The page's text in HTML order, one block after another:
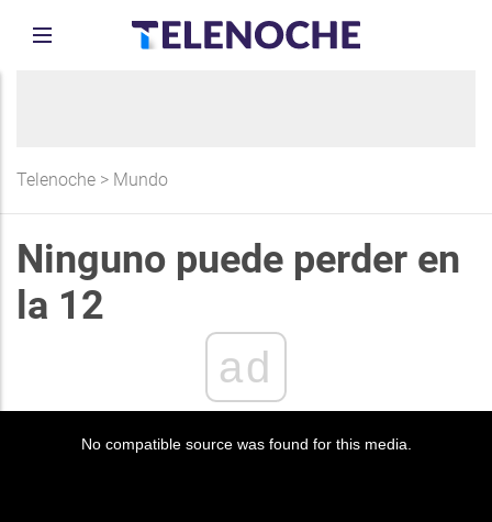
Telenoche > Mundo
Ninguno puede perder en
la 12
ad
No compatible source was found for this media.